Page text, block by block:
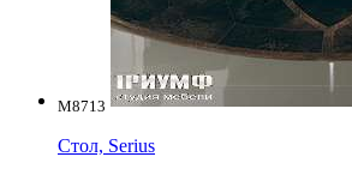
M8713
Стол, Serius